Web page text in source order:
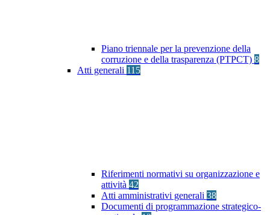
Piano triennale per la prevenzione della
corruzione e della trasparenza (PTPCT) 8
Atti generali 115
Riferimenti normativi su organizzazione e
attività 42
Atti amministrativi generali 38
Documenti di programmazione strategico-